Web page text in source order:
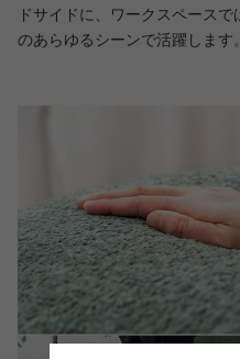
ドサイドに、ワークスペース
のあらゆるシーンで活躍します。